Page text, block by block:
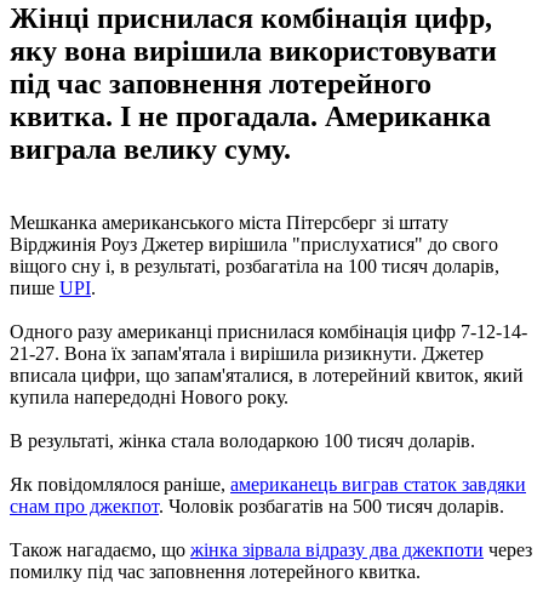
Жінці приснилася комбінація цифр,
яку вона вирішила використовувати
під час заповнення лотерейного
квитка. І не прогадала. Американка
виграла велику суму.
Мешканка американського міста Пітерсберг зі штату
Вірджинія Роуз Джетер вирішила "прислухатися" до свого
віщого сну і, в результаті, розбагатіла на 100 тисяч доларів,
пише UPI.
Одного разу американці приснилася комбінація цифр 7-12-14-
21-27. Вона їх запам'ятала і вирішила ризикнути. Джетер
вписала цифри, що запам'яталися, в лотерейний квиток, який
купила напередодні Нового року.
В результаті, жінка стала володаркою 100 тисяч доларів.
Як повідомлялося раніше, американець виграв статок завдяки
снам про джекпот. Чоловік розбагатів на 500 тисяч доларів.
Також нагадаємо, що жінка зірвала відразу два джекпоти через
помилку під час заповнення лотерейного квитка.